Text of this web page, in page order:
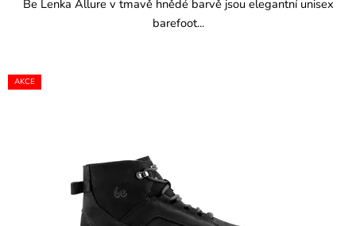
Be Lenka Allure v tmavě hnědé barvě jsou elegantní unisex
barefoot...
AKCE